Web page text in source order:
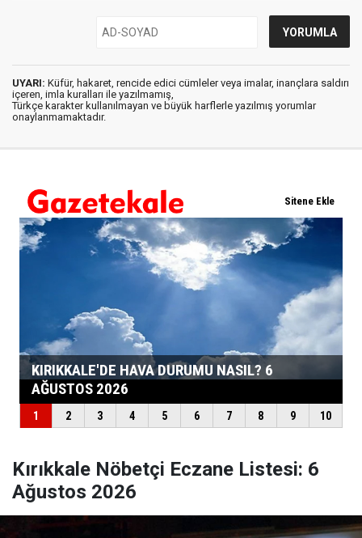
UYARI: Küfür, hakaret, rencide edici cümleler veya imalar, inançlara saldırı
içeren, imla kuralları ile yazılmamış,
Türkçe karakter kullanılmayan ve büyük harflerle yazılmış yorumlar
onaylanmamaktadır.
Kırıkkale Nöbetçi Eczane Listesi: 6
Ağustos 2026